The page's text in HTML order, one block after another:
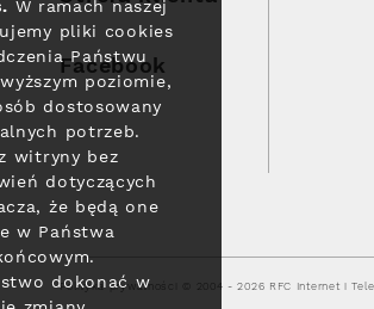
Facebook
Polityka prywatności © 2004 - 2026 RFC Internet i
W ramach naszej
pliki cookies
Państwu
poziomie,
dostosowany
potrzeb.
witryny bez
dotyczących
że będą one
w Państwa
dokonać w